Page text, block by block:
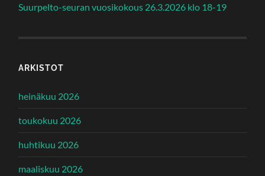
Suurpelto-seuran vuosikokous 26.3.2026 klo 18-19
ARKISTOT
heinäkuu 2026
toukokuu 2026
huhtikuu 2026
maaliskuu 2026